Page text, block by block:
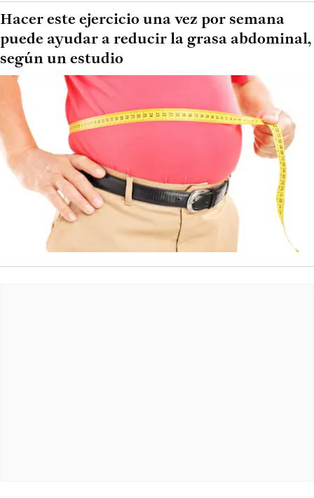
Hacer este ejercicio una vez por semana
puede ayudar a reducir la grasa abdominal,
según un estudio